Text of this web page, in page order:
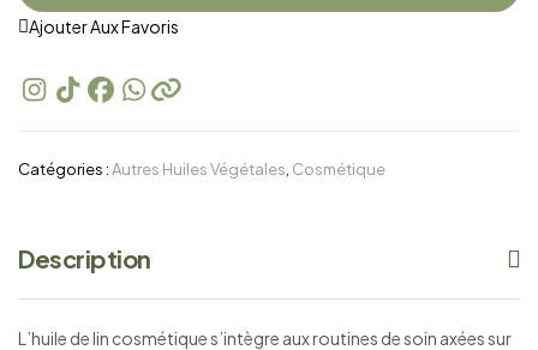
Ajouter Aux Favoris
Catégories :Autres Huiles Végétales Cosmétique
Description
L’huile de lin cosmétique s’intègre aux routines de soin axées sur